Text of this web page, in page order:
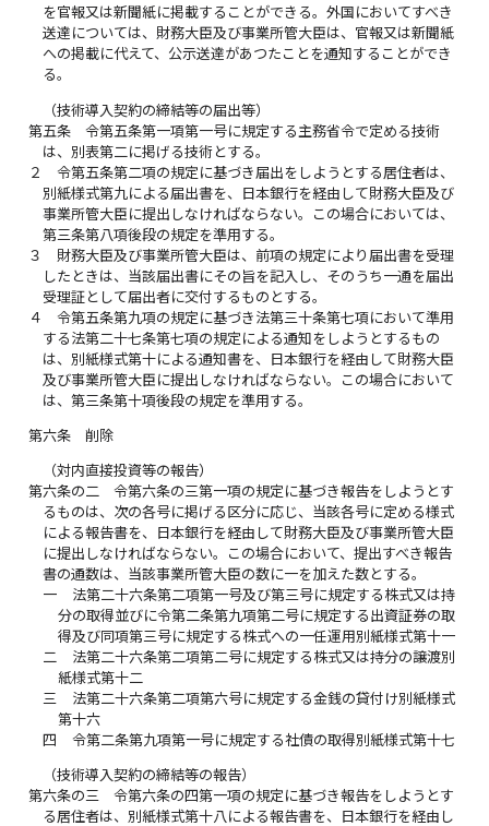
を官報又は新聞紙に掲載することができる。外国においてすべき
送達については、財務大臣及び事業所管大臣は、官報又は新聞紙
への掲載に代えて、公示送達があつたことを通知することができ
る。
（技術導入契約の締結等の届出等）
第五条
令第五条第一項第一号に規定する主務省令で定める技術
は、別表第二に掲げる技術とする。
２
令第五条第二項の規定に基づき届出をしようとする居住者は、
別紙様式第九による届出書を、日本銀行を経由して財務大臣及び
事業所管大臣に提出しなければならない。この場合においては、
第三条第八項後段の規定を準用する。
３
財務大臣及び事業所管大臣は、前項の規定により届出書を受理
したときは、当該届出書にその旨を記入し、そのうち一通を届出
受理証として届出者に交付するものとする。
４
令第五条第九項の規定に基づき法第三十条第七項において準用
する法第二十七条第七項の規定による通知をしようとするもの
は、別紙様式第十による通知書を、日本銀行を経由して財務大臣
及び事業所管大臣に提出しなければならない。この場合において
は、第三条第十項後段の規定を準用する。
第六条 削除
（対内直接投資等の報告）
第六条の二
令第六条の三第一項の規定に基づき報告をしようとす
るものは、次の各号に掲げる区分に応じ、当該各号に定める様式
による報告書を、日本銀行を経由して財務大臣及び事業所管大臣
に提出しなければならない。この場合において、提出すべき報告
書の通数は、当該事業所管大臣の数に一を加えた数とする。
一
法第二十六条第二項第一号及び第三号に規定する株式又は持
分の取得並びに令第二条第九項第二号に規定する出資証券の取
得及び同項第三号に規定する株式への一任運用別紙様式第十一
二
法第二十六条第二項第二号に規定する株式又は持分の譲渡別
紙様式第十二
三
法第二十六条第二項第六号に規定する金銭の貸付け別紙様式
第十六
四
令第二条第九項第一号に規定する社債の取得別紙様式第十七
（技術導入契約の締結等の報告）
第六条の三
令第六条の四第一項の規定に基づき報告をしようとす
る居住者は、別紙様式第十八による報告書を、日本銀行を経由し